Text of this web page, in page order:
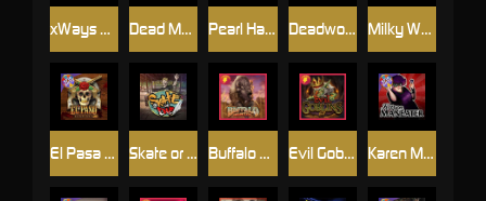
Dead Men Walking
Skate or Die
El Pasa Gunfight xNudge Evil Goblins xBomb
Deadwood xNudge
Buffalo Hunter
Milky Ways
Pearl Harbor
xWays Hoarder xSplit
Karen Maneater